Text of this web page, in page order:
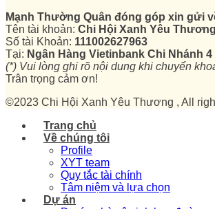
Mạnh Thường Quân đóng góp xin gửi
Tên tài khoản: Chi Hội Xanh Yêu Thương
Số tài Khoản: 111002627963
Tại: Ngân Hàng Vietinbank Chi Nhánh 4
(*) Vui lòng ghi rõ nội dung khi chuyển
Trân trọng cảm ơn!
©2023 Chi Hội Xanh Yêu Thương , All
Trang chủ
Về chúng tôi
Profile
XYT team
Quy tắc tài chính
Tâm niệm và lựa chọn
Dự án